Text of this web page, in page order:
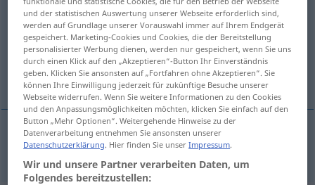
Übersicht aller Übersetzungen
(Für mehr Details die Übersetzung anklicken/antippen)
napeti
napeti(-injati) anspannen Kräfte
und der statistischen Auswertung unserer Webseite erforderlich sind,
werden auf Grundlage unserer Vorauswahl immer auf Ihrem Endgerät
gespeichert. Marketing-Cookies und Cookies, die der Bereitstellung
personalisierter Werbung dienen, werden nur gespeichert, wenn Sie uns
durch einen Klick auf den „Akzeptieren“-Button Ihr Einverständnis
geben. Klicken Sie ansonsten auf „Fortfahren ohne Akzeptieren“. Sie
können Ihre Einwilligung jederzeit für zukünftige Besuche unserer
Webseite widerrufen. Wenn Sie weitere Informationen zu den Cookies
und den Anpassungsmöglichkeiten möchten, klicken Sie einfach auf den
Button „Mehr Optionen“. Weitergehende Hinweise zu der
Datenverarbeitung entnehmen Sie ansonsten unserer
Datenschutzerklärung. Hier finden Sie unserImpressum.
Wir und unsere Partner verarbeiten Daten, um
Folgendes bereitzustellen: